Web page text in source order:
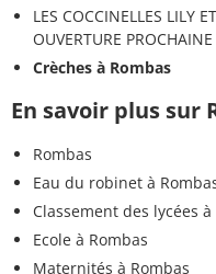
LES COCCINELLES LILY
OUVERTURE PROCHAINE
Crèches à Rombas
En savoir plus sur
Rombas
Eau du robinet à
Classement des lycées à
Ecole à Rombas
Maternités à Rombas